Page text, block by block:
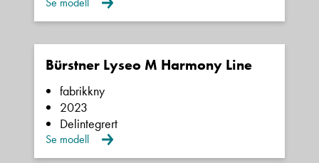
Beskrivelse
Denne siden er beskyttet av reCAPTCHA og Google
PersonvernerklæringogVilkår for bruker gjeldende.
Bürstner Lyseo M Harmony Line
fabrikkny
2023
Delintegrert
Se modell